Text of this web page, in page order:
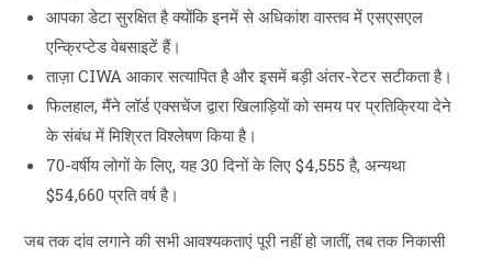
आपका डेटा सुरक्षित है क्योंकि इनमें से अधिकांश वास्तव में एसएसएल
एन्क्रिप्टेड वेबसाइटें हैं।
ताज़ा CIWA आकार सत्यापित है और इसमें बड़ी अंतर-रेटर सटीकता है।
फिलहाल, मैंने लॉर्ड एक्सचेंज द्वारा खिलाड़ियों को समय पर प्रतिक्रिया देने
के संबंध में मिश्रित विश्लेषण किया है।
70-वर्षीय लोगों के लिए, यह 30 दिनों के लिए $4,555 है, अन्यथा
$54,660 प्रति वर्ष है।
जब तक दांव लगाने की सभी आवश्यकताएं पूरी नहीं हो जातीं, तब तक निकासी